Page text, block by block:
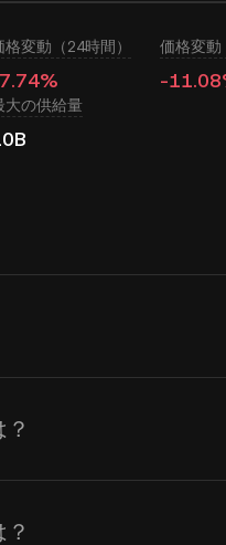
格変動（24時間） 価格変動
-
大の供給量
に対してリアル
価格は需要と